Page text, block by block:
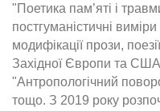
"Поетика пам’яті і
постгуманістичні
модифікації прози,
Західної Європи та США
"Антропологічний
тощо. З 2019 року